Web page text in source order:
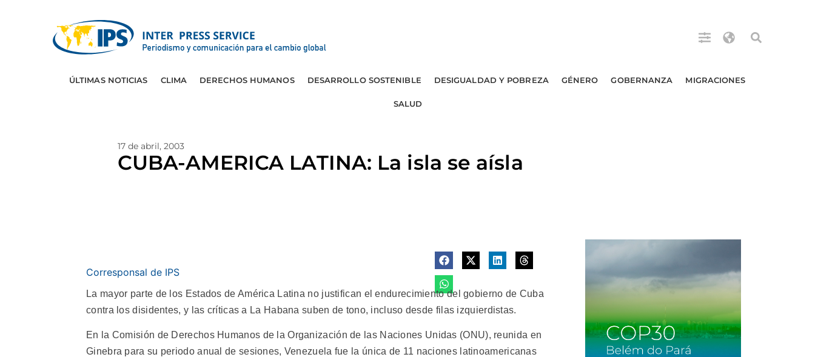
ÚLTIMAS NOTICIAS CLIMA DERECHOS HUMANOS DESARROLLO SOSTENIBLE DESIGUALDAD Y POBREZA GÉNERO GOBERNANZA MIGRACIONES
SALUD
17 de abril, 2003
CUBA-AMERICA LATINA: La isla se aísla
Corresponsal de IPS
La mayor parte de los Estados de América Latina no justifican el endurecimiento del gobierno de Cuba
contra los disidentes, y las críticas a La Habana suben de tono, incluso desde filas izquierdistas.
En la Comisión de Derechos Humanos de la Organización de las Naciones Unidas (ONU), reunida en
Ginebra para su periodo anual de sesiones, Venezuela fue la única de 11 naciones latinoamericanas